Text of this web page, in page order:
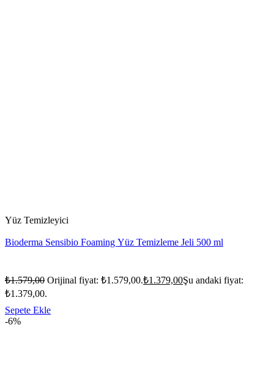
Yüz Temizleyici
Bioderma Sensibio Foaming Yüz Temizleme Jeli 500 ml
₺1.579,00 Orijinal fiyat: ₺1.579,00.₺1.379,00Şu andaki fiyat:
₺1.379,00.
Sepete Ekle
-6%